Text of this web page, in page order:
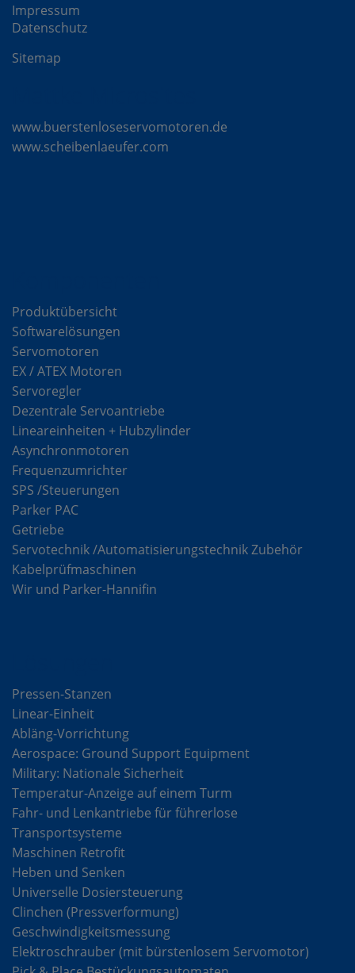
Impressum
Datenschutz
Sitemap
www.buerstenloseservomotoren.de
www.scheibenlaeufer.com
Produktübersicht
Softwarelösungen
Servomotoren
EX / ATEX Motoren
Servoregler
Dezentrale Servoantriebe
Lineareinheiten + Hubzylinder
Asynchronmotoren
Frequenzumrichter
SPS /Steuerungen
Parker PAC
Getriebe
Servotechnik /Automatisierungstechnik Zubehör
Kabelprüfmaschinen
Wir und Parker-Hannifin
Pressen-Stanzen
Linear-Einheit
Abläng-Vorrichtung
Aerospace: Ground Support Equipment
Military: Nationale Sicherheit
Temperatur-Anzeige auf einem Turm
Fahr- und Lenkantriebe für führerlose
Transportsysteme
Maschinen Retrofit
Heben und Senken
Universelle Dosiersteuerung
Clinchen (Pressverformung)
Geschwindigkeitsmessung
Elektroschrauber (mit bürstenlosem Servomotor)